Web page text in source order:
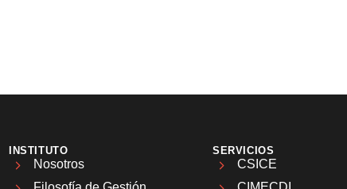
INSTITUTO
Nosotros
SERVICIOS
CSICE